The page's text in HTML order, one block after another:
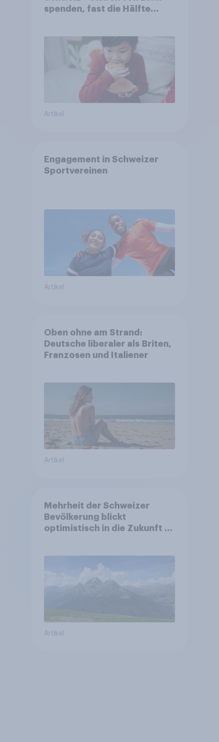
spenden, fast die Hälfte
Artikel
Engagement in Schweizer
Sportvereinen
Artikel
Oben ohne am Strand:
Deutsche liberaler als Briten,
Franzosen und Italiener
Artikel
Mehrheit der Schweizer
Bevölkerung blickt
optimistisch in die Zukunft –
Altersvorsorge
Artikel